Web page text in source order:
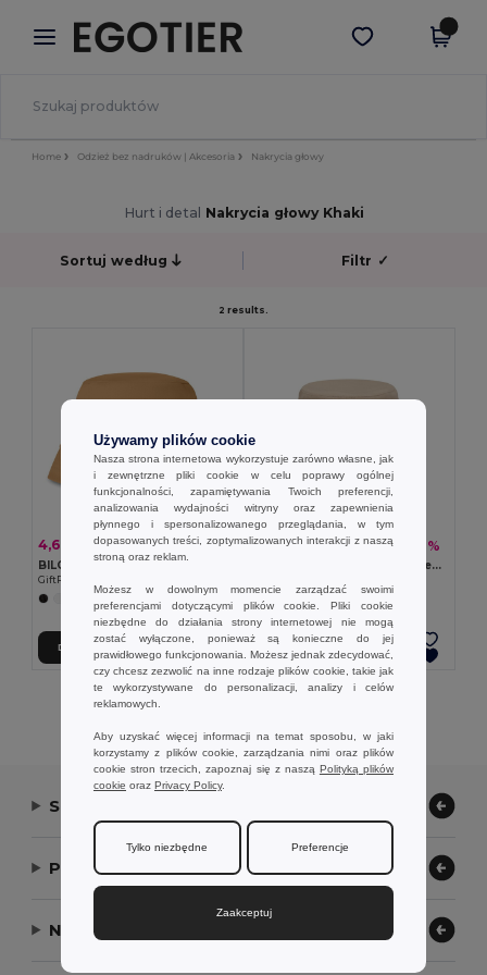
× Aplikacja Egotier
Lepsze ceny w aplikacji!
Pobierz app
Home Odzież bez nadruków | Akcesoria Nakrycia głowy
Hurt i detal Nakrycia głowy Khaki
Sortuj według Filtr ✓
2 results.
4,60 zł 7,79 zł -41%
GiftRetail KC1350
+3 kolory
Dodaj Do Koszyka
11,98 zł20,54 zł -42%
MONTI kapelusz przeciwłoneczny
+4 kolory
Dodaj Do Koszyka
Wyświetlanie Wszystkich Produktów.
Skontaktuj się z nami
Pozwól nam pomóc
Nasza firma
Używamy plików cookie
Nasza strona internetowa wykorzystuje zarówno własne, jak
i zewnętrzne pliki cookie w celu poprawy ogólnej
funkcjonalności, zapamiętywania Twoich preferencji,
analizowania wydajności witryny oraz zapewnienia
płynnego i spersonalizowanego przeglądania, w tym
dopasowanych treści, zoptymalizowanych interakcji z naszą
stroną oraz reklam.
Możesz w dowolnym momencie zarządzać swoimi
preferencjami dotyczącymi plików cookie. Pliki cookie
niezbędne do działania strony internetowej nie mogą
zostać wyłączone, ponieważ są konieczne do jej
prawidłowego funkcjonowania. Możesz jednak zdecydować,
czy chcesz zezwolić na inne rodzaje plików cookie, takie jak
te wykorzystywane do personalizacji, analizy i celów
reklamowych.
Aby uzyskać więcej informacji na temat sposobu, w jaki
korzystamy z plików cookie, zarządzania nimi oraz plików
cookie stron trzecich, zapoznaj się z naszą Polityką plików
cookie oraz Privacy Policy.
Tylko niezbędne Preferencje
Zaakceptuj